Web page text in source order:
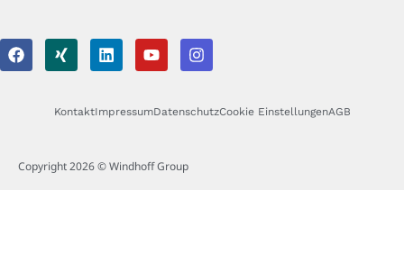
KontaktImpressumDatenschutzCookie EinstellungenAGB
Copyright 2026 © Windhoff Group